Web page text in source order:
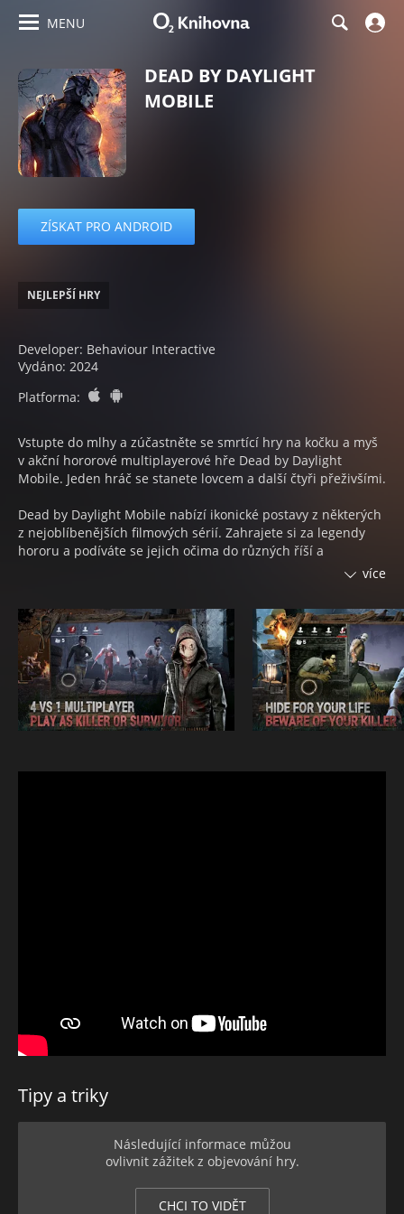
MENU
DEAD BY DAYLIGHT
MOBILE
ZÍSKAT PRO ANDROID
NEJLEPŠÍ HRY
Developer: Behaviour Interactive
Vydáno: 2024
Platforma:
ios
Vstupte do mlhy a zúčastněte se smrtící hry na kočku a myš
v akční hororové multiplayerové hře Dead by Daylight
Mobile. Jeden hráč se stanete lovcem a další čtyři přeživšími.
Dead by Daylight Mobile nabízí ikonické postavy z některých
z nejoblíbenějších filmových sérií. Zahrajete si za legendy
hororu a podíváte se jejich očima do různých říší a
Každý přeživší i zabiják má vlastní výhody a spoustu
odemykatelných předmětů, které si můžete přizpůsobit tak,
aby vyhovovaly vaší osobní strategii. Pamatujte, že
zkušenosti, dovednosti a znalosti prostředí jsou klíček k
ulovení přeživších, případně k útěku před vrahem.
více
Tipy a triky
úrovně je důležitá. Budete mít představu o tom, kde se co
nachází, kde jsou generátory, kde únikové cesty atd. To se
Následující informace můžou
ovlivnit zážitek z objevování hry.
CHCI TO VIDĚT